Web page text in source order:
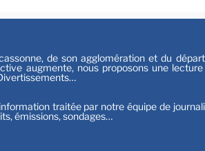
de son agglomération et du
augmente, nous proposons une
traitée par notre équipe de
émissions, sondages…